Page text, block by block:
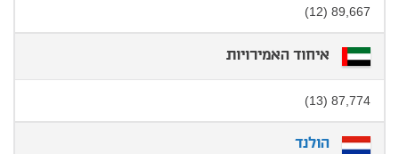
89,667 (12)
איחוד האמירויות
87,774 (13)
הולנד